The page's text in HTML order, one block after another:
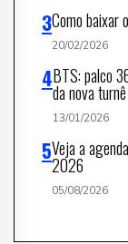
Como baixar
20/02/2026
BTS: palco
da nova turnê
13/01/2026
Veja a
2026
05/08/2026